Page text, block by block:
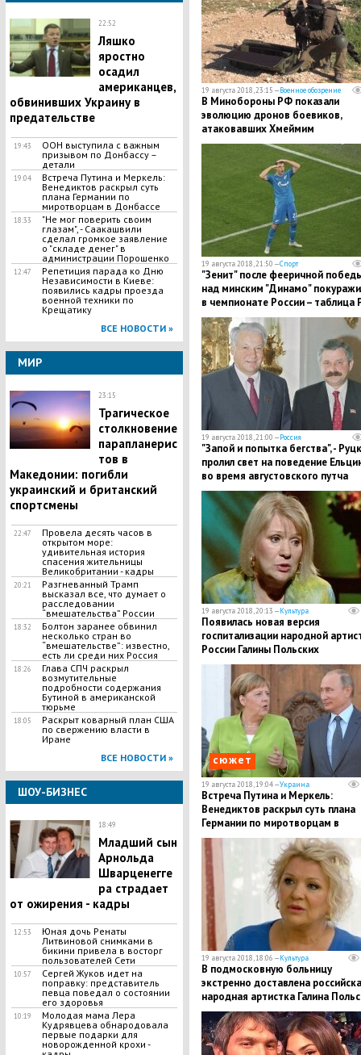
22:52
Ляшко
яростно
осадил
американцев,
обвинивших Украину в
предательстве
19:43
ООН выступила с важным
призывом по Донбассу –
детали
19:04
Встреча Путина и Меркель:
Венедиктов раскрыл суть
плана Германии по
миротворцам в Донбассе
18:33
"Не мог поверить своим
глазам", - Саакашвили
сделал громкое заявление
о "складе денег" в
администрации Порошенко
12:47
Репетиция парада ко Дню
Независимости в Киеве:
появились кадры проезда
военной техники по
Крещатику
ВСЕ НОВОСТИ »
МИР
23:15
Трагическое
столкновение
парапланерис
тов в
Македонии: погибли
украинский и британский
спортсмены
22:47
Провела десять часов в
открытом море:
удивительная история
спасения жительницы
Великобритании - кадры
20:21
Разгневанный Трамп
высказал все, что думает о
расследовании
“вмешательства” России
18:32
Болтон заранее обвинил
несколько стран во
“вмешательстве”: известно,
есть ли среди них Россия
18:26
Глава СПЧ раскрыл
возмутительные
подробности содержания
Бутиной в американской
тюрьме
18:05
Раскрыт коварный план США
по свержению власти в
Иране
ВСЕ НОВОСТИ »
ШОУ-БИЗНЕС
18:49
​Младший сын
Арнольда
Шварценегге
ра страдает
от ожирения - кадры
12:53
Юная дочь Ренаты
Литвиновой снимками в
бикини привела в восторг
пользователей Сети
10:57
​Сергей Жуков идет на
поправку: представитель
певца поведал о состоянии
его здоровья
10:19
​Молодая мама Лера
Кудрявцева обнародовала
первые подарки для
новорожденной крохи -
19 августа 2018, 23:15 —Военное обозрение
В Минобороны РФ показали
эволюцию дронов боевиков,
атаковавших Хмеймим
19 августа 2018, 21:50 —Спорт
"Зенит" после фееричной
над минским "Динамо"
в чемпионате России – таблица
19 августа 2018, 21:00 —Россия
"Запой и попытка бегства", -
пролил свет на поведение
во время августовского путча
19 августа 2018, 20:13 —Культура
Появилась новая версия
госпитализации народной
России Галины Польских
сюжет
19 августа 2018, 19:04 —Украина
Встреча Путина и Меркель:
Венедиктов раскрыл суть плана
Германии по миротворцам в
Донбассе
19 августа 2018, 18:06 —Культура
В подмосковную больницу
экстренно доставлена
народная артистка Галина